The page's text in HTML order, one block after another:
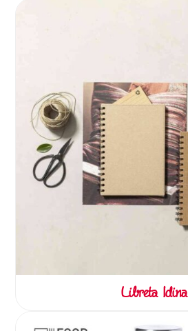
Libreta Idina